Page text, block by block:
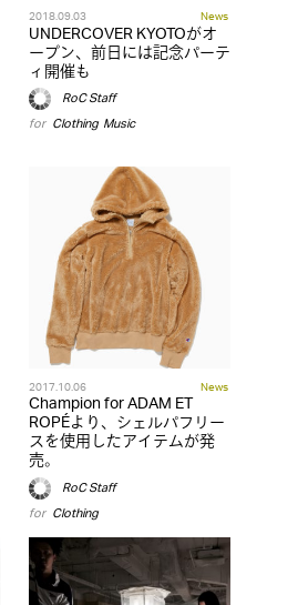
2018.09.03 News
UNDERCOVER KYOTOがオ
ープン、前日には記念パーテ
ィ開催も
RoC Staff
for Clothing,Music
2017.10.06 News
Champion for ADAM ET
ROPÉより、シェルパフリー
スを使用したアイテムが発
売。
RoC Staff
for Clothing